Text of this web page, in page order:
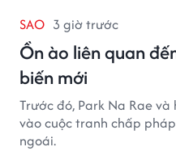
SAO 3 giờ trước
Ồn ào liên quan
biến mới
Trước đó, Park Na Rae
vào cuộc tranh chấp
ngoái.